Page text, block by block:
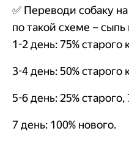
✅ Переводи собаку
по такой схеме –
1-2 день: 75% старого
3-4 день: 50% старого
5-6 день: 25% старого,
7 день: 100% нового.